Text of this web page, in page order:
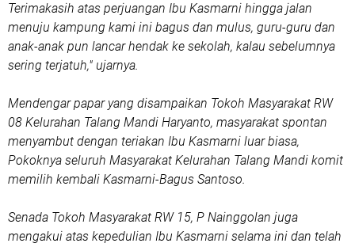
Terimakasih atas perjuangan Ibu Kasmarni hingga jalan
menuju kampung kami ini bagus dan mulus, guru-guru dan
anak-anak pun lancar hendak ke sekolah, kalau sebelumnya
sering terjatuh," ujarnya.
Mendengar papar yang disampaikan Tokoh Masyarakat RW
08 Kelurahan Talang Mandi Haryanto, masyarakat spontan
menyambut dengan teriakan Ibu Kasmarni luar biasa,
Pokoknya seluruh Masyarakat Kelurahan Talang Mandi komit
memilih kembali Kasmarni-Bagus Santoso.
Senada Tokoh Masyarakat RW 15, P Nainggolan juga
mengakui atas kepedulian Ibu Kasmarni selama ini dan telah